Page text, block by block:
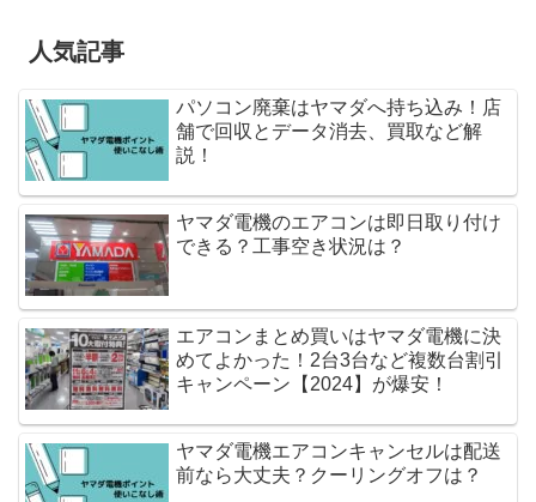
人気記事
パソコン廃棄はヤマダへ持ち込み！店
舗で回収とデータ消去、買取など解
説！
ヤマダ電機のエアコンは即日取り付け
できる？工事空き状況は？
エアコンまとめ買いはヤマダ電機に決
めてよかった！2台3台など複数台割引
キャンペーン【2024】が爆安！
ヤマダ電機エアコンキャンセルは配送
前なら大丈夫？クーリングオフは？